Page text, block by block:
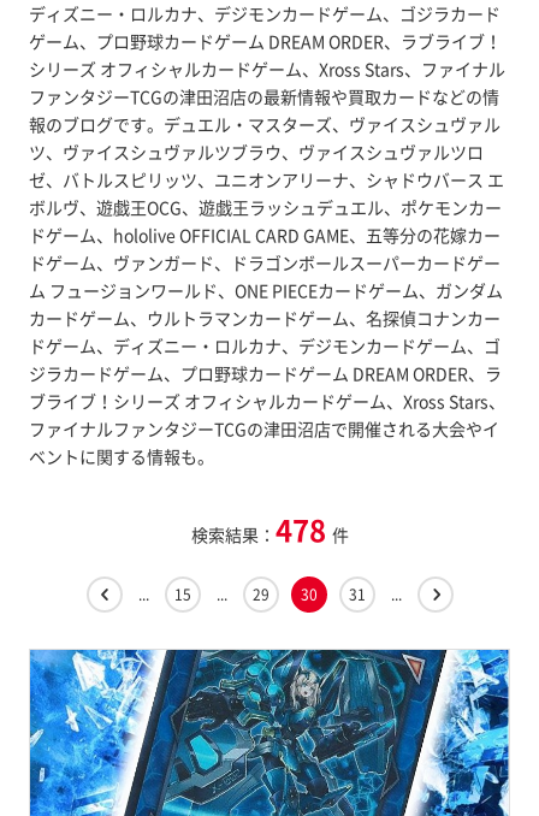
ディズニー・ロルカナ、デジモンカードゲーム、ゴジラカード
ゲーム、プロ野球カードゲーム DREAM ORDER、ラブライブ！
シリーズ オフィシャルカードゲーム、Xross Stars、ファイナル
ファンタジーTCGの津田沼店の最新情報や買取カードなどの情
報のブログです。デュエル・マスターズ、ヴァイスシュヴァル
ツ、ヴァイスシュヴァルツブラウ、ヴァイスシュヴァルツロ
ゼ、バトルスピリッツ、ユニオンアリーナ、シャドウバース エ
ボルヴ、遊戯王OCG、遊戯王ラッシュデュエル、ポケモンカー
ドゲーム、hololive OFFICIAL CARD GAME、五等分の花嫁カー
ドゲーム、ヴァンガード、ドラゴンボールスーパーカードゲー
ム フュージョンワールド、ONE PIECEカードゲーム、ガンダム
カードゲーム、ウルトラマンカードゲーム、名探偵コナンカー
ドゲーム、ディズニー・ロルカナ、デジモンカードゲーム、ゴ
ジラカードゲーム、プロ野球カードゲーム DREAM ORDER、ラ
ブライブ！シリーズ オフィシャルカードゲーム、Xross Stars、
ファイナルファンタジーTCGの津田沼店で開催される大会やイ
ベントに関する情報も。
検索結果： 478 件
... 15 ... 29 30 31 ...